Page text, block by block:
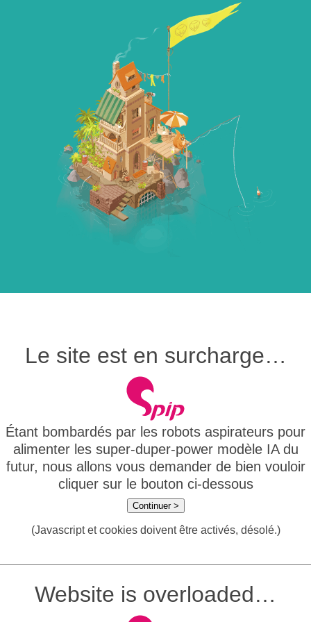
Le site est en surcharge…
Étant bombardés par les robots aspirateurs pour
alimenter les super-duper-power modèle IA du
futur, nous allons vous demander de bien vouloir
cliquer sur le bouton ci-dessous
Continuer >
(Javascript et cookies doivent être activés, désolé.)
Website is overloaded…